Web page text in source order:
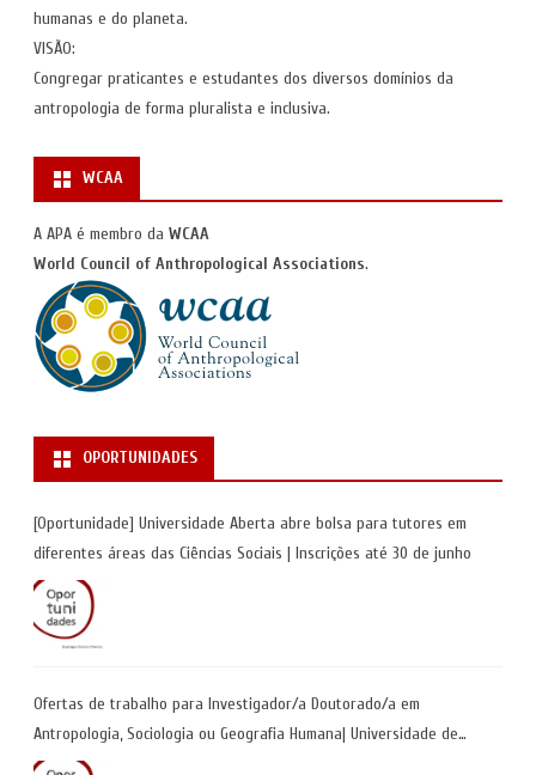
humanas e do planeta.
VISÃO:
Congregar praticantes e estudantes dos diversos domínios da
antropologia de forma pluralista e inclusiva.
WCAA
A APA é membro da WCAA
World Council of Anthropological Associations.
OPORTUNIDADES
[Oportunidade] Universidade Aberta abre bolsa para tutores em
diferentes áreas das Ciências Sociais | Inscrições até 30 de junho
Ofertas de trabalho para Investigador/a Doutorado/a em
Antropologia, Sociologia ou Geografia Humana| Universidade de
Coimbra | Candidaturas até 29 de maio 2026